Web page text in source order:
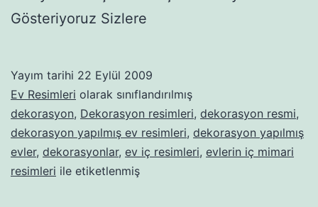
Gösteriyoruz Sizlere
Yayım tarihi 22 Eylül 2009
Ev Resimleri olarak sınıflandırılmış
dekorasyon, Dekorasyon resimleri, dekorasyon resmi,
dekorasyon yapılmış ev resimleri, dekorasyon yapılmış
evler, dekorasyonlar, ev iç resimleri, evlerin iç mimari
resimleri ile etiketlenmiş